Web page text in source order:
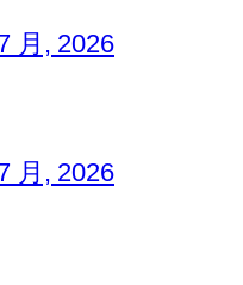
月, 2026
月, 2026